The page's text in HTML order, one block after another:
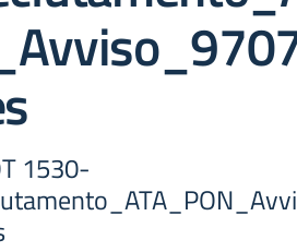
1530-